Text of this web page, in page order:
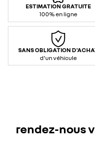
ESTIMATION GRATUITE
100% en ligne
SANS OBLIGATION
d'un véhicule
rendez-nous